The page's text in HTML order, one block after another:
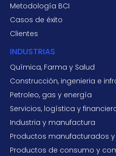
Metodología BCI
Casos de éxito
Clientes
INDUSTRIAS
Química, Farma y Salud
Construcción, ingenieria e
Petroleo, gas y energía
Servicios, logística y
Industria y manufactura
Productos manufacturados
Productos de consumo y